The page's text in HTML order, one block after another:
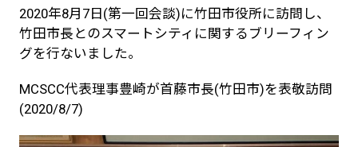
2020年8月7日(第一回会談)に竹田市役所に訪問し、
竹田市長とのスマートシティに関するブリーフィン
グを行ないました。
MCSCC代表理事豊崎が首藤市長(竹田市)を表敬訪問
(2020/8/7)